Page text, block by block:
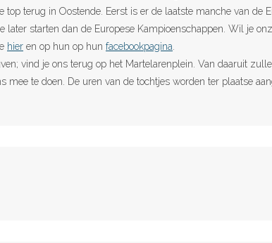
terug in Oostende. Eerst is er de laatste manche van
later starten dan de Europese Kampioenschappen. Wil je
hier en op hun op hun facebookpagina
vind je ons terug op het Martelarenplein. Van daaruit
te doen. De uren van de tochtjes worden ter plaatse